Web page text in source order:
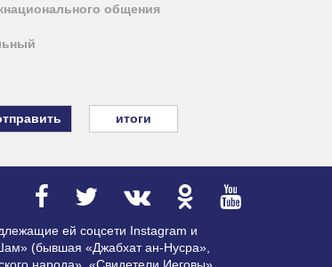
общения
итоги
ей соцсети Instagram и
(бывшая «Джабхат ан-Нусра»,
народа», «Свидетели Иеговы»,